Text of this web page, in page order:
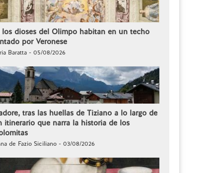
los dioses del Olimpo habitan en un techo
por Veronese
Baratta - 05/08/2026
tras las huellas de Tiziano a lo largo de
itinerario que narra la historia de los
de Fazio Siciliano - 03/08/2026